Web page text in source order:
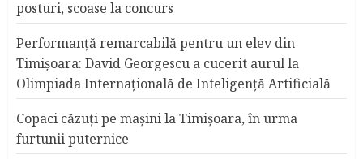
posturi, scoase la concurs
Performanță remarcabilă pentru un elev din
Timișoara: David Georgescu a cucerit aurul la
Olimpiada Internațională de Inteligență Artificială
Copaci căzuţi pe maşini la Timişoara, în urma
furtunii puternice